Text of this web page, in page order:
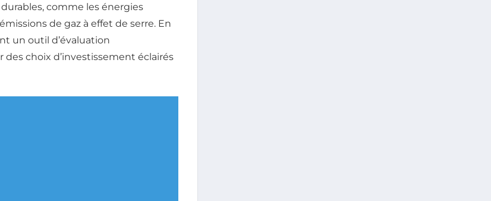
comme les énergies
de gaz à effet de serre. En
un outil d’évaluation
choix d’investissement éclairés